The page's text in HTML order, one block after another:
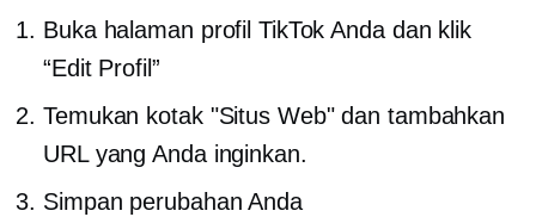
Buka halaman profil TikTok Anda dan klik
“Edit Profil”
Temukan kotak "Situs Web" dan tambahkan
URL yang Anda inginkan.
Simpan perubahan Anda